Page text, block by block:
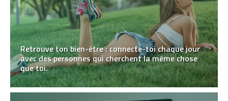
Retrouve ton bien-être : connecte-toi chaque jour
avec des personnes qui cherchent la même chose
que toi.